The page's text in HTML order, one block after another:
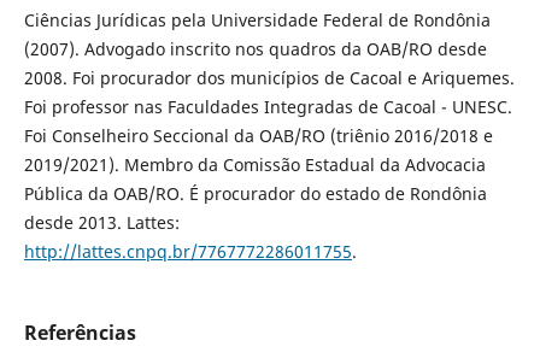
Ciências Jurídicas pela Universidade Federal de Rondônia
(2007). Advogado inscrito nos quadros da OAB/RO desde
2008. Foi procurador dos municípios de Cacoal e Ariquemes.
Foi professor nas Faculdades Integradas de Cacoal - UNESC.
Foi Conselheiro Seccional da OAB/RO (triênio 2016/2018 e
2019/2021). Membro da Comissão Estadual da Advocacia
Pública da OAB/RO. É procurador do estado de Rondônia
desde 2013. Lattes:
http://lattes.cnpq.br/7767772286011755.
Referências